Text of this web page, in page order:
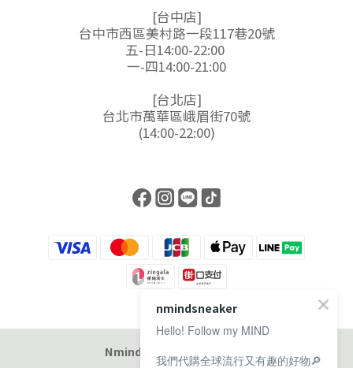
[台中店]
台中市西區美村路一段117巷20號
五-日14:00-22:00
一-四14:00-21:00
[台北店]
台北市萬華區峨眉街70號
(14:00-22:00)
Nmind Sneaker 恩邁選貨店
nmindsneaker
Hello! Follow my MIND
我們代購全球流行又有趣的好物🔎